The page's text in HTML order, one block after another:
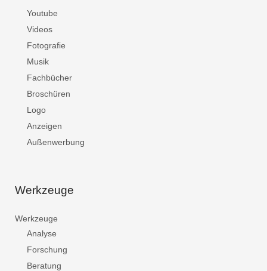
Youtube
Videos
Fotografie
Musik
Fachbücher
Broschüren
Logo
Anzeigen
Außenwerbung
Werkzeuge
Werkzeuge
Analyse
Forschung
Beratung